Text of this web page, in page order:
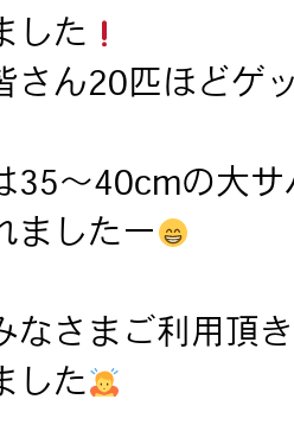
した
さん20匹ほどゲ
35〜40cmの大サ
ましたー
なさまご利用頂
した